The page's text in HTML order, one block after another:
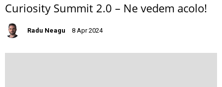
Curiosity Summit 2.0 – Ne vedem acolo!
Radu Neagu 8 Apr 2024